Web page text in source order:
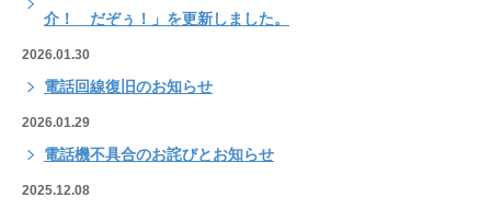
介！ だぞぅ！」を更新しました。
2026.01.30
電話回線復旧のお知らせ
2026.01.29
電話機不具合のお詫びとお知らせ
2025.12.08